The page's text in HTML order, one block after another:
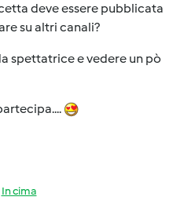
deve essere pubblicata
su altri canali?
spettatrice e vedere un pò
In cima